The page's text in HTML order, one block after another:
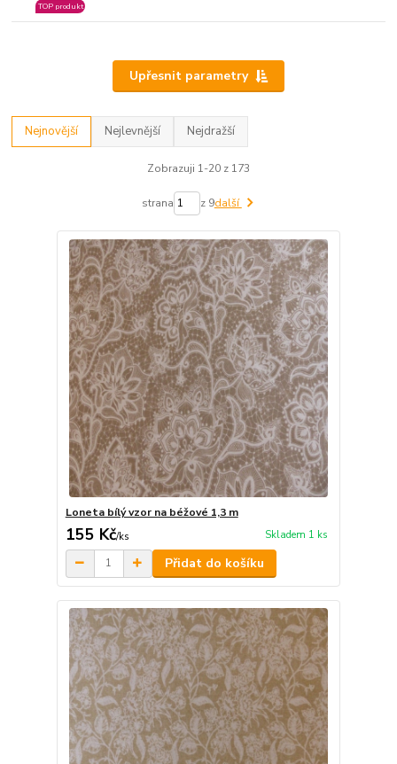
TOP produkt
Upřesnit parametry
Nejnovější Nejlevnější Nejdražší
Zobrazuji 1-20 z 173
strana z 9další
Loneta bílý vzor na béžové 1,3 m
155 Kč/ks Skladem 1 ks
Přidat do košíku